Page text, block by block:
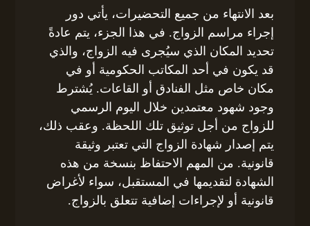
بعد الانتهاء من جميع التحضيرات، يأتي دور
إجراء مراسم الزواج. في هذا الجزء، يتم عادةً
تحديد المكان الذي سيُجرى فيه الزواج، والذي
قد يكون في أحد المكاتب الحكومية أو في
مكان خاص مثل الفنادق أو القاعات. يُشترط
وجود شهود معتمدين خلال اليوم الرسمي
للزواج من أجل توثيق تلك اللحظة. وعقب ذلك،
يتم إصدار شهادة الزواج التي تعتبر وثيقة
قانونية. من المهم الاحتفاظ بنسخة من هذه
الشهادة لتقديمها في المستقبل، سواء لأغراض
قانونية أو لإجراءات إضافية تتعلق بالزواج.